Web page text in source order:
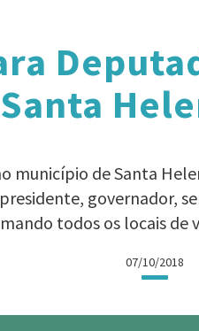
município de Santa
governador,
todos os locais de
07/10/2018